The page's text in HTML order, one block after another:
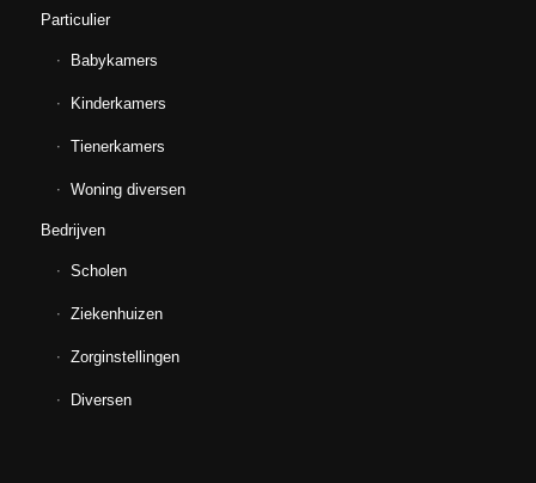
Particulier
Babykamers
Kinderkamers
Tienerkamers
Woning diversen
Bedrijven
Scholen
Ziekenhuizen
Zorginstellingen
Diversen